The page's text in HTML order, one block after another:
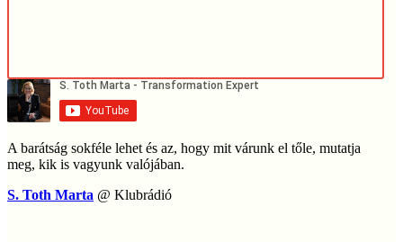
A barátság sokféle lehet és az, hogy mit várunk el tőle, mutatja
meg, kik is vagyunk valójában.
S. Toth Marta @ Klubrádió